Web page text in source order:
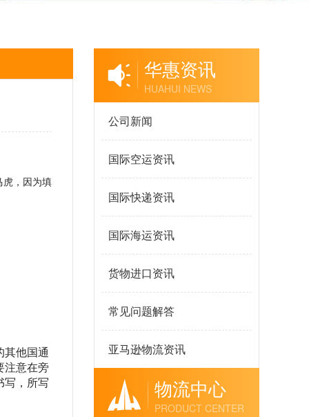
虎，因为填
其他国通
注意在旁
写，所写
华惠资讯
HUAHUI NEWS
公司新闻
国际空运资讯
国际快递资讯
国际海运资讯
货物进口资讯
常见问题解答
亚马逊物流资讯
物流中心
PRODUCT CENTER